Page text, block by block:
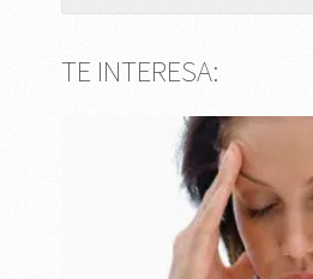
TE INTERESA: